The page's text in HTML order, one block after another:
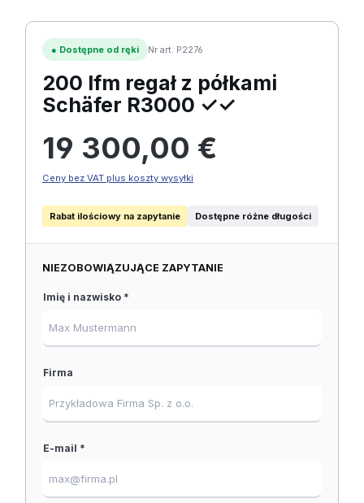
● Dostępne od ręki Nr art. P2276
200 lfm regał z półkami
Schäfer R3000 ✓✓
19 300,00 €
Ceny bez VAT plus koszty wysyłki
Rabat ilościowy na zapytanie Dostępne różne długości
NIEZOBOWIĄZUJĄCE ZAPYTANIE
Imię i nazwisko *
Firma
E-mail *